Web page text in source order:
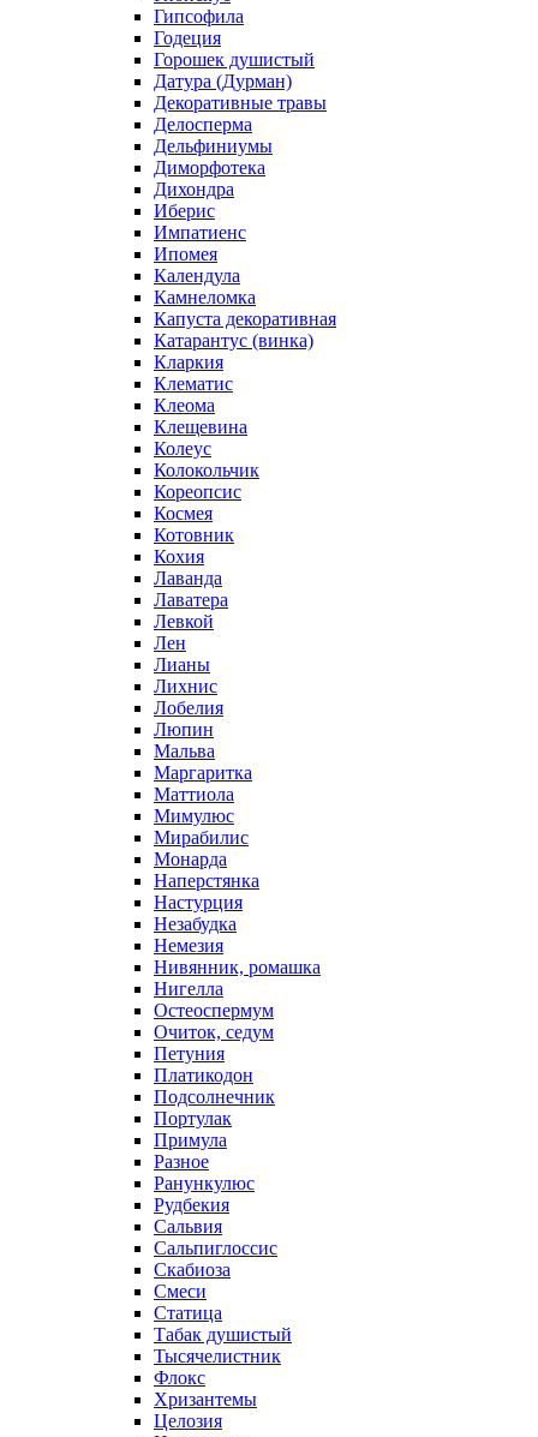
Гипсофила
Годеция
Горошек душистый
Датура (Дурман)
Декоративные травы
Делосперма
Дельфиниумы
Диморфотека
Дихондра
Иберис
Импатиенс
Ипомея
Календула
Камнеломка
Капуста декоративная
Катарантус (винка)
Кларкия
Клематис
Клеома
Клещевина
Колеус
Колокольчик
Кореопсис
Космея
Котовник
Кохия
Лаванда
Лаватера
Левкой
Лен
Лианы
Лихнис
Лобелия
Люпин
Мальва
Маргаритка
Маттиола
Мимулюс
Мирабилис
Монарда
Наперстянка
Настурция
Незабудка
Немезия
Нивянник, ромашка
Нигелла
Остеоспермум
Очиток, седум
Петуния
Платикодон
Подсолнечник
Портулак
Примула
Разное
Ранункулюс
Рудбекия
Сальвия
Сальпиглоссис
Скабиоза
Смеси
Статица
Табак душистый
Тысячелистник
Флокс
Хризантемы
Целозия